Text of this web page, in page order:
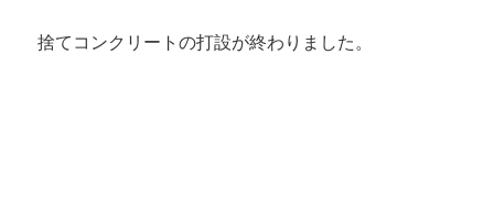
捨てコンクリートの打設が終わりました。